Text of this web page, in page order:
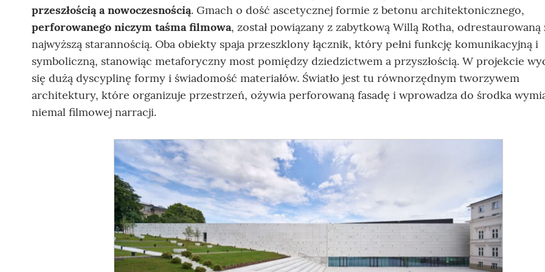
przeszłością a nowoczesnością. Gmach o dość ascetycznej formie z betonu architektonicznego,
perforowanego niczym taśma filmowa, został powiązany z zabytkową Willą Rotha, odrestaurowaną
najwyższą starannością. Oba obiekty spaja przeszklony łącznik, który pełni funkcję komunikacyjną i
symboliczną, stanowiąc metaforyczny most pomiędzy dziedzictwem a przyszłością. W projekcie
się dużą dyscyplinę formy i świadomość materiałów. Światło jest tu równorzędnym tworzywem
architektury, które organizuje przestrzeń, ożywia perforowaną fasadę i wprowadza do środka
niemal filmowej narracji.